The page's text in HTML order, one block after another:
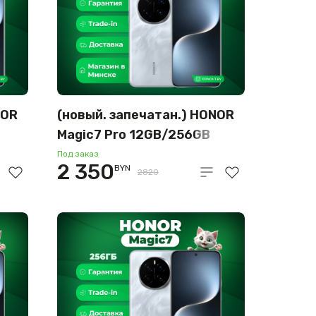
(новый. запечатан.) HONOR
Magic7 Pro 12GB/256GB
международная версия
(серый)
Под заказ
2 350BYN 2820